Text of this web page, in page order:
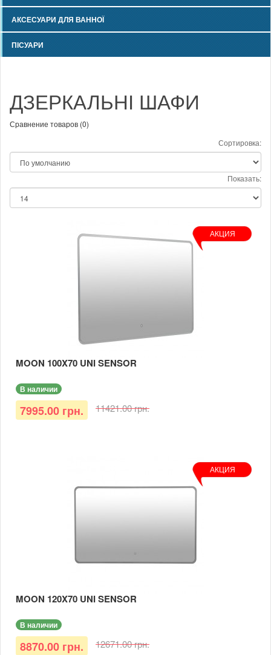
АКСЕСУАРИ ДЛЯ ВАННОЇ
ПІСУАРИ
ДЗЕРКАЛЬНІ ШАФИ
Сравнение товаров (0)
Сортировка:
Показать:
АКЦИЯ
MOON 100X70 UNI SENSOR
В наличии
7995.00 грн. 11421.00 грн.
АКЦИЯ
MOON 120X70 UNI SENSOR
В наличии
8870.00 грн. 12671.00 грн.